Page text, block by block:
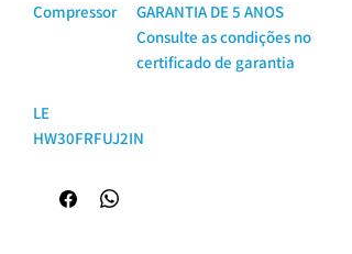
Compressor
GARANTIA DE 5 ANOS
Consulte as condições no
certificado de garantia
LE
HW30FRFUJ2IN